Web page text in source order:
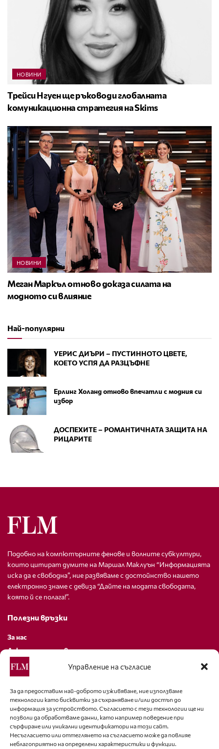
Управление на съгласие
За да предоставим най-доброто изживяване, ние използваме
технологии като бисквитки за съхраняване и/или достъп до
информация за устройството. Съгласието с тези технологии ще ни
позволи да обработваме данни, като например поведение при
сърфиране или уникални идентификатори на този сайт.
Несъгласието или оттеглянето на съгласието може да повлияе
неблагоприятно на определени характеристики и функции.
НОВИНИ
Трейси Нгуен ще ръководи глобалната
комуникационна стратегия на Skims
НОВИНИ
Меган Маркъл отново доказа силата на
модното си влияние
Най-популярни
УЕРИС ДИЪРИ – ПУСТИННОТО ЦВЕТЕ,
КОЕТО УСПЯ ДА РАЗЦЪФНЕ
Ерлинг Холанд отново впечатли с модния си
избор
ДОСПЕХИТЕ – РОМАНТИЧНАТА ЗАЩИТА НА
РИЦАРИТЕ
Подобно на компютърните фенове и волните субкултури,
които цитират думите на Маршал Маклуън “Информацията
иска да е свободна”, ние развяваме с достойнство нашето
електронно знаме с девиза “Дайте на модата свободата,
която й се полага!”.
Полезни връзки
За нас
Декларация за поверителност
Политика за бисквитки
За контакти
editor@fashion-lifestyle.net
+359 88 227 33 47
Последвайте ни